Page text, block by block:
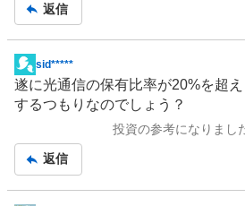
返信
掲
示
板
sid*****
遂に光通信の保有比率が20%を超
するつもりなのでしょう？
投資の参考になりまし
返信